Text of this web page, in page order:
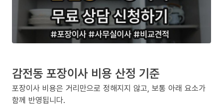
감전동 포장이사 비용 산정 기준
포장이사 비용은 거리만으로 정해지지 않고, 보통 아래 요소가
함께 반영됩니다.